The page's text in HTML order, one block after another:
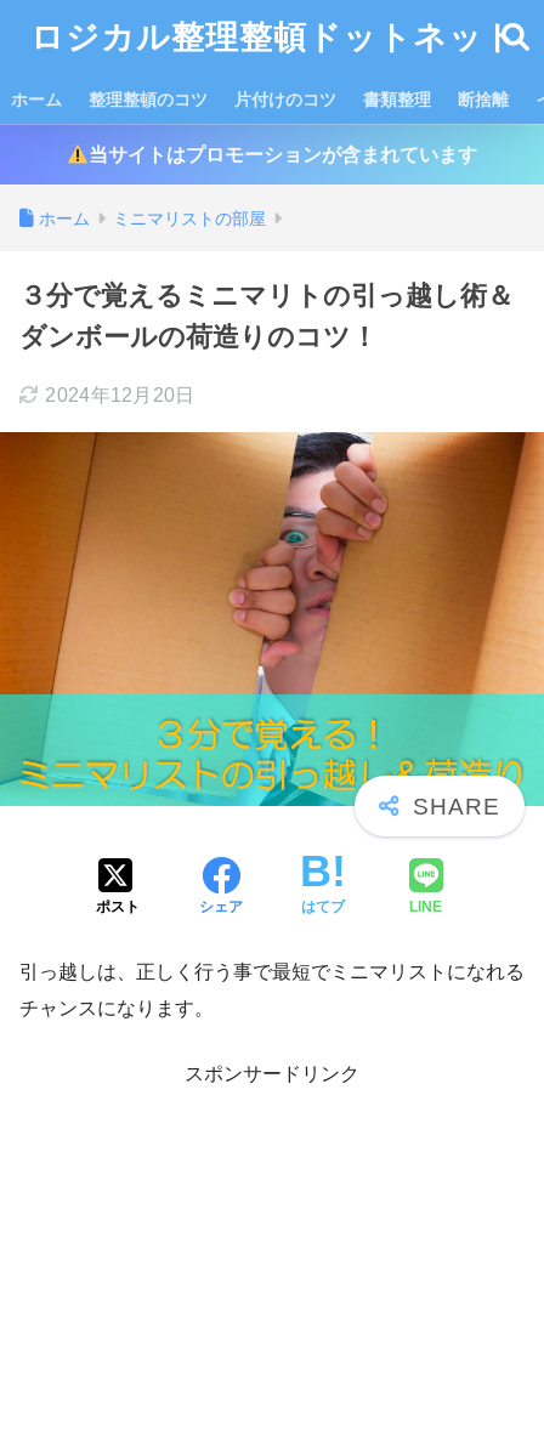
ロジカル整理整頓ドットネット
ホーム 整理整頓のコツ 片付けのコツ 書類整理 断捨離
当サイトはプロモーションが含まれています
ホーム ミニマリストの部屋
３分で覚えるミニマリトの引っ越し術＆
ダンボールの荷造りのコツ！
2024年12月20日
ポスト シェア はてブ LINE
引っ越しは、正しく行う事で最短でミニマリストになれる
チャンスになります。
スポンサードリンク